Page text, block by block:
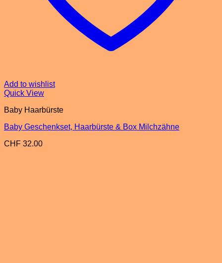
Add to wishlist
Quick View
Baby Haarbürste
Baby Geschenkset, Haarbürste & Box Milchzähne
CHF 32.00